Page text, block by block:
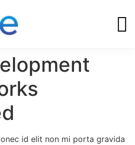
id elit non mi porta gravida